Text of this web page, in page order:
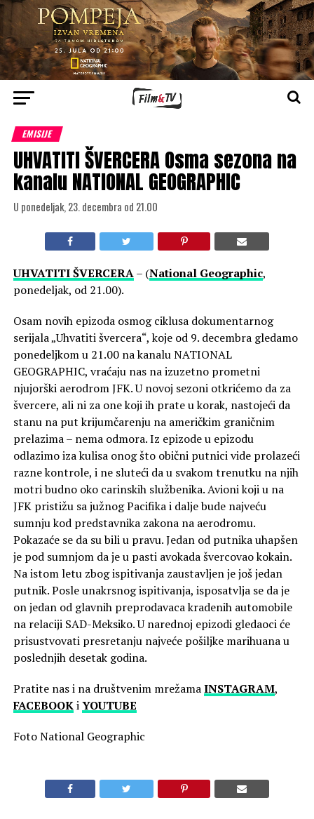
EMISIJE
UHVATITI ŠVERCERA Osma sezona na
kanalu NATIONAL GEOGRAPHIC
U ponedeljak, 23. decembra od 21.00
UHVATITI ŠVERCERA– (National Geographic,
ponedeljak, od 21.00).
Osam novih epizoda osmog ciklusa dokumentarnog
serijala „Uhvatiti švercera“, koje od 9. decembra gledamo
ponedeljkom u 21.00 na kanalu NATIONAL
GEOGRAPHIC, vraćaju nas na izuzetno prometni
njujorški aerodrom JFK. U novoj sezoni otkrićemo da za
švercere, ali ni za one koji ih prate u korak, nastojeći da
stanu na put krijumčarenju na američkim graničnim
prelazima – nema odmora. Iz epizode u epizodu
odlazimo iza kulisa onog što obični putnici vide prolazeći
razne kontrole, i ne sluteći da u svakom trenutku na njih
motri budno oko carinskih službenika. Avioni koji u na
JFK pristižu sa južnog Pacifika i dalje bude najveću
sumnju kod predstavnika zakona na aerodromu.
Pokazaće se da su bili u pravu. Jedan od putnika uhapšen
je pod sumnjom da je u pasti avokada švercovao kokain.
Na istom letu zbog ispitivanja zaustavljen je još jedan
putnik. Posle unakrsnog ispitivanja, isposatvlja se da je
on jedan od glavnih preprodavaca kradenih automobile
na relaciji SAD-Meksiko. U narednoj epizodi gledaoci će
prisustvovati presretanju najveće pošiljke marihuana u
poslednjih desetak godina.
Pratite nas i na društvenim mrežamaINSTAGRAM,
FACEBOOKiYOUTUBE
Foto National Geographic